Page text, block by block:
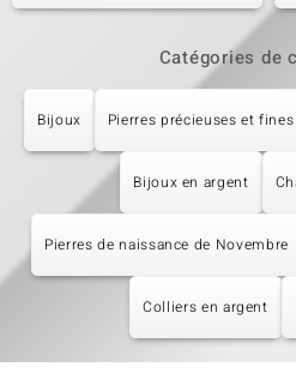
Catégories de
Bijoux Pierres précieuses et fines
Bijoux en argent
Pierres de naissance de Novembre
Colliers en argent